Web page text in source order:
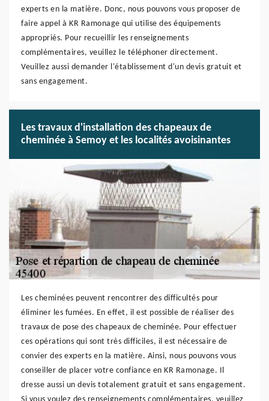
experts en la matière. Donc, nous pouvons vous proposer de
faire appel à KR Ramonage qui utilise des équipements
appropriés. Pour recueillir les renseignements
complémentaires, veuillez le téléphoner directement.
Veuillez aussi demander l'établissement d'un devis gratuit et
sans engagement.
Les travaux d'installation des chapeaux de
cheminée à Semoy et les localités avoisinantes
Les cheminées peuvent rencontrer des difficultés pour
éliminer les fumées. En effet, il est possible de réaliser des
travaux de pose des chapeaux de cheminée. Pour effectuer
ces opérations qui sont très difficiles, il est nécessaire de
convier des experts en la matière. Ainsi, nous pouvons vous
conseiller de placer votre confiance en KR Ramonage. Il
dresse aussi un devis totalement gratuit et sans engagement.